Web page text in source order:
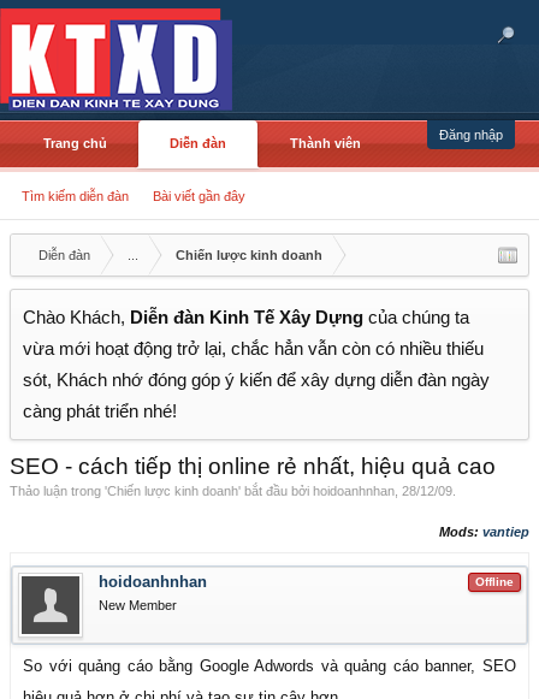
Đăng nhập
Trang chủ Diễn đàn
Tìm kiếm diễn đàn Bài viết gần đây
Thành viên
Diễn đàn Chiến lược kinh doanh
Chào Khách, Diễn đàn Kinh Tế Xây Dựng của chúng ta
vừa mới hoạt động trở lại, chắc hẳn vẫn còn có nhiều thiếu
sót, Khách nhớ đóng góp ý kiến để xây dựng diễn đàn ngày
càng phát triển nhé!
SEO - cách tiếp thị online rẻ nhất, hiệu quả cao
Thảo luận trong 'Chiến lược kinh doanh' bắt đầu bởi hoidoanhnhan 28/12/09
Mods: vantiep
Offline
hoidoanhnhan
New Member
So với quảng cáo bằng Google Adwords và quảng cáo banner, SEO